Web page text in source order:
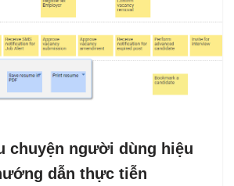
chuyện người dùng hiệu
dẫn thực tiễn